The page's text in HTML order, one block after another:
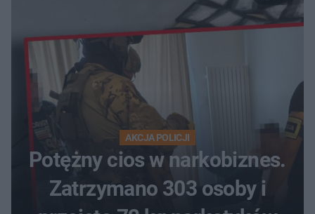
AKCJA POLICJI
Potężny cios w narkobiznes.
Zatrzymano 303 osoby i